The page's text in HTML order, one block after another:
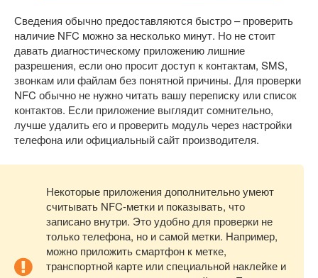
Сведения обычно предоставляются быстро – проверить
наличие NFC можно за несколько минут. Но не стоит
давать диагностическому приложению лишние
разрешения, если оно просит доступ к контактам, SMS,
звонкам или файлам без понятной причины. Для проверки
NFC обычно не нужно читать вашу переписку или список
контактов. Если приложение выглядит сомнительно,
лучше удалить его и проверить модуль через настройки
телефона или официальный сайт производителя.
Некоторые приложения дополнительно умеют
считывать NFC-метки и показывать, что
записано внутри. Это удобно для проверки не
только телефона, но и самой метки. Например,
можно приложить смартфон к метке,
транспортной карте или специальной наклейке и